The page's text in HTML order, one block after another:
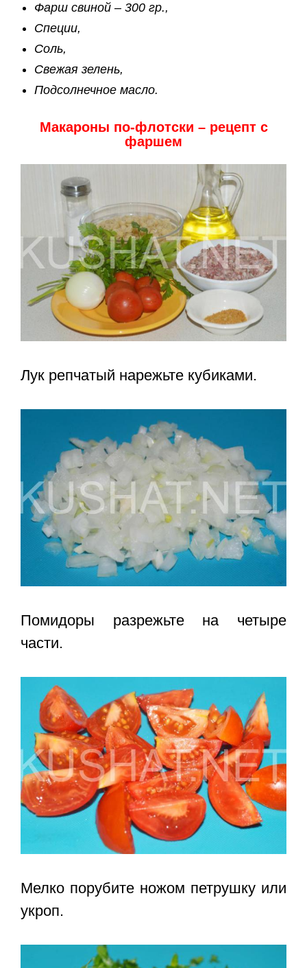
Фарш свиной – 300 гр.,
Специи,
Соль,
Свежая зелень,
Подсолнечное масло.
Макароны по-флотски – рецепт с
фаршем
Лук репчатый нарежьте кубиками.
Помидоры разрежьте на четыре
части.
Мелко порубите ножом петрушку или
укроп.